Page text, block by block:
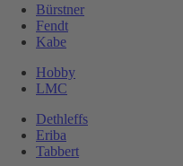
Bürstner
Fendt
Kabe
Hobby
LMC
Dethleffs
Eriba
Tabbert